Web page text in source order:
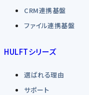
CRM連携基盤
ファイル連携基盤
HULFTシリーズ
選ばれる理由
サポート